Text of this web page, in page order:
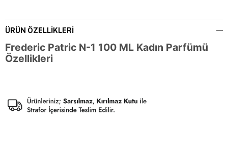
ÜRÜN ÖZELLIKLERI
Frederic Patric N-1 100 ML Kadın Parfümü
Özellikleri